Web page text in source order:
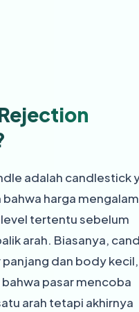
adalah candlestick
harga
tertentu sebelum
arah. Biasanya,
dan body kecil,
pasar mencoba
arah tetapi akhirnya